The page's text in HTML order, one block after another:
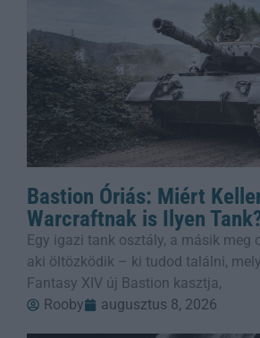
Bastion Óriás: Miért
Warcraftnak is Ilyen
Egy igazi tank osztály, a másik meg
aki öltözködik – ki tudod találni,
Fantasy XIV új Bastion kasztja,
Rooby
augusztus 8, 2026